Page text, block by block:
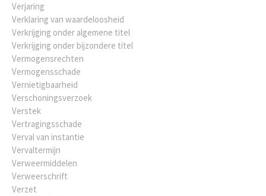
Verjaring
Verklaring van waardeloosheid
Verkrijging onder algemene titel
Verkrijging onder bijzondere titel
Vermogensrechten
Vermogensschade
Vernietigbaarheid
Verschoningsverzoek
Verstek
Vertragingsschade
Verval van instantie
Vervaltermijn
Verweermiddelen
Verweerschrift
Verzet